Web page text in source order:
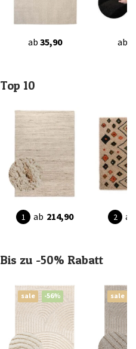
ab 35,90 ab
Top 10
ab 214,90 ab
Bis zu -50% Rabatt
sale -56% sale